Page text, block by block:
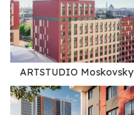
ARTSTUDIO Moskovsky